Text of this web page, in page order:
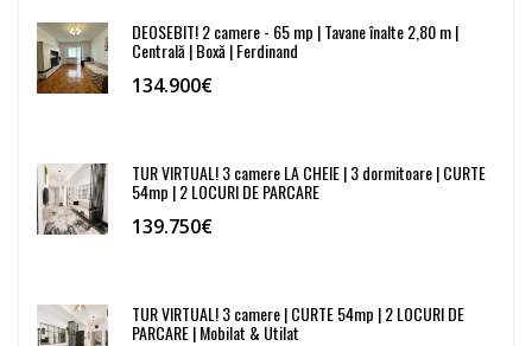
DEOSEBIT! 2 camere - 65 mp | Tavane înalte 2,80 m |
Centrală | Boxă | Ferdinand
134.900€
TUR VIRTUAL! 3 camere LA CHEIE | 3 dormitoare | CURTE
54mp | 2 LOCURI DE PARCARE
139.750€
TUR VIRTUAL! 3 camere | CURTE 54mp | 2 LOCURI DE
PARCARE | Mobilat & Utilat